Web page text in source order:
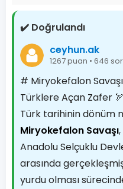
✔️ Doğrulandı
ceyhun.ak
1267 puan • 646
# Miryokefalon
Türklere Açan Zafer 🏹
Türk tarihinin dönüm
Miryokefalon Savaşı
Anadolu Selçuklu
arasında
yurdu olması